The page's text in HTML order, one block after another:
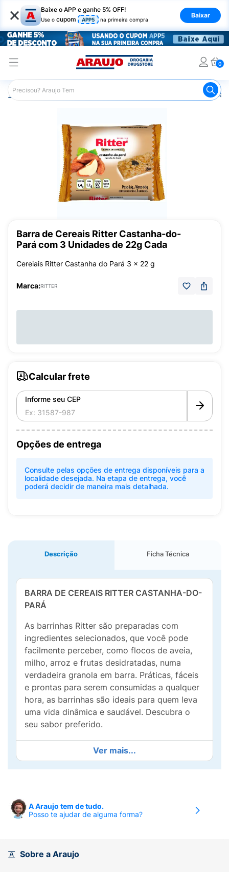
× Baixe o APP e ganhe 5% OFF!
Use o cupom APP5 na primeira compra
Baixar
0
Araujo Nutrição Saudável Barra de Cereal
Barra de Cereais Ritter Castanha-do-
Pará com 3 Unidades de 22g Cada
Cereiais Ritter Castanha do Pará 3 x 22 g
Marca:RITTER
Calcular frete
Informe seu CEP
Opções de entrega
Consulte pelas opções de entrega disponíveis para a
localidade desejada. Na etapa de entrega, você
poderá decidir de maneira mais detalhada.
Descrição Ficha Técnica
BARRA DE CEREAIS RITTER CASTANHA-DO-
PARÁ
As barrinhas Ritter são preparadas com
ingredientes selecionados, que você pode
facilmente perceber, como flocos de aveia,
milho, arroz e frutas desidratadas, numa
verdadeira granola em barra. Práticas, fáceis
e prontas para serem consumidas a qualquer
hora, as barrinhas são ideais para quem leva
uma vida dinâmica e saudável. Descubra o
seu sabor preferido.
Ver mais...
A Araujo tem de tudo.
Posso te ajudar de alguma forma?
Sobre a Araujo